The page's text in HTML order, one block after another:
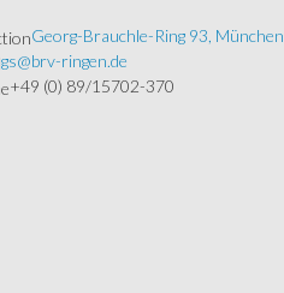
Georg-Brauchle-Ring 93, München
gs@brv-ringen.de
+49 (0) 89/15702-370